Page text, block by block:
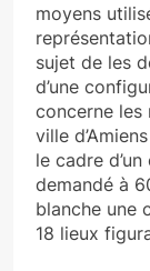
moyens
sujet de les
d’une
concerne
ville
le cadre
demandé à
blanche une
18 lieux